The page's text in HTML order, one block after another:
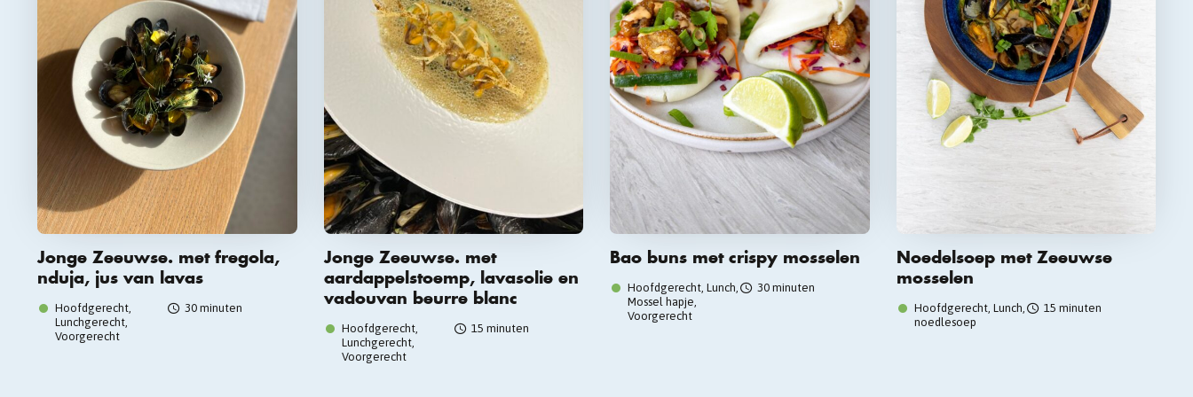
Jonge Zeeuwse. met fregola,
nduja, jus van lavas
Hoofdgerecht,
Lunchgerecht,
Voorgerecht
30 minuten
Jonge Zeeuwse. met
aardappelstoemp, lavasolie en
vadouvan beurre blanc
Hoofdgerecht,
Lunchgerecht,
Voorgerecht
15 minuten
Bao buns met crispy mosselen
Hoofdgerecht, Lunch,
Mossel hapje,
Voorgerecht
30 minuten
Noedelsoep met Zeeuwse
mosselen
Hoofdgerecht, Lunch,
noedlesoep
15 minuten